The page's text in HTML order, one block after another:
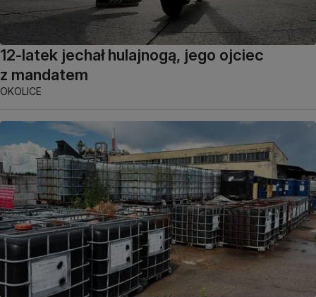
12-latek jechał hulajnogą, jego ojciec
z mandatem
OKOLICE